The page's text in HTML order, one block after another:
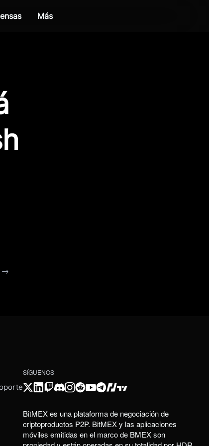
Más
→
SÍGUENOS
BitMEX es una plataforma de negociación de
criptoproductos P2P. BitMEX y las aplicaciones
móviles emitidas en el marco de BMEX son